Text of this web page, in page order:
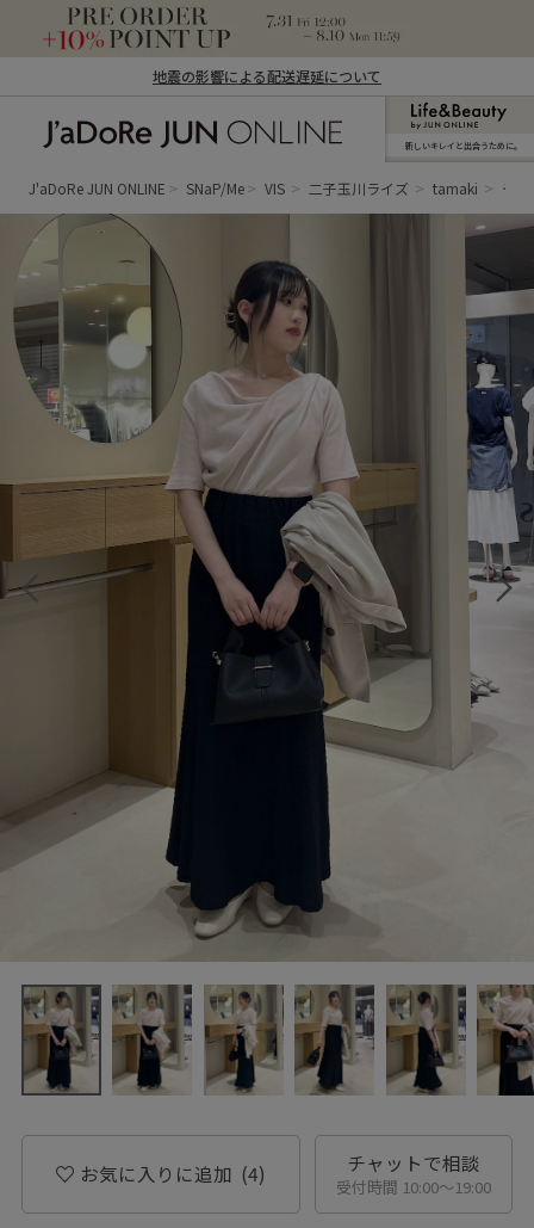
地震の影響による配送遅延について
ン オンライン）
新しいキレイと出合うために。
J'aDoRe JUN ONLINE SNaP/Me VIS 二子玉川ライズ tamaki デ
お気に入りに追加 (4) チャットで相談
受付時間 10:00〜19:00